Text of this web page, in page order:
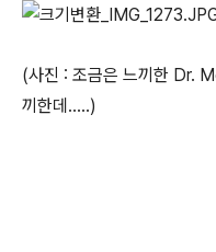
(사진 : 조금은 느끼한 Dr.
끼한데.....)